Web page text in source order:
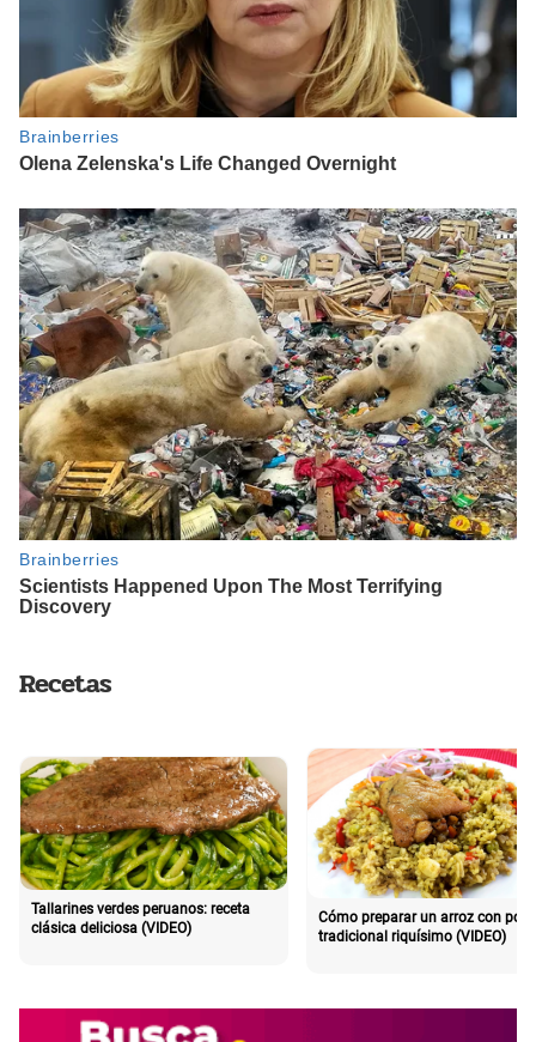
Recetas
Tallarines verdes peruanos: receta
clásica deliciosa (VIDEO)
Cómo preparar un arroz con pollo
tradicional riquísimo (VIDEO)